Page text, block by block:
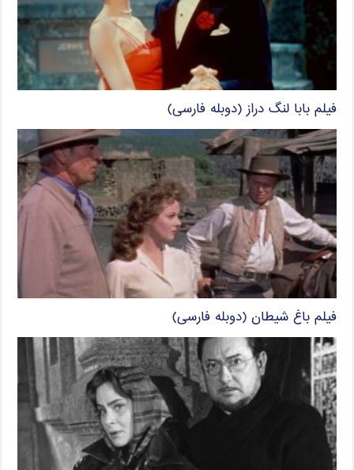
فیلم بابا لنگ دراز (دوبله فارسی)
فیلم باغ شیطان (دوبله فارسی)